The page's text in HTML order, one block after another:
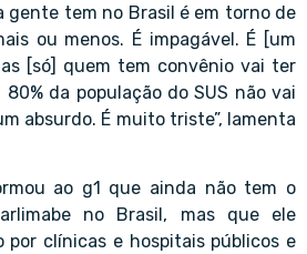
gente tem no Brasil é em torno de
ou menos. É impagável. É [um
[só] quem tem convênio vai ter
da população do SUS não vai
absurdo. É muito triste”, lamenta
ao g1 que ainda não tem o
no Brasil, mas que ele
por clínicas e hospitais públicos e